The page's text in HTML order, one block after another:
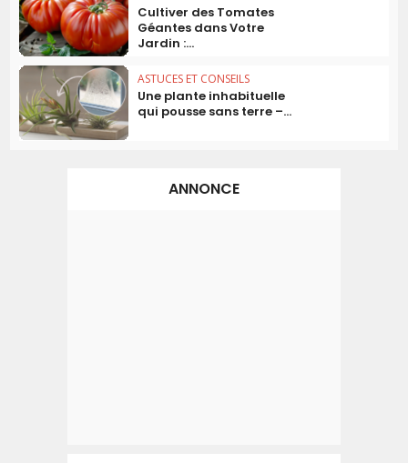
Cultiver des Tomates
Géantes dans Votre
Jardin :...
ASTUCES ET CONSEILS
Une plante inhabituelle
qui pousse sans terre –...
ANNONCE